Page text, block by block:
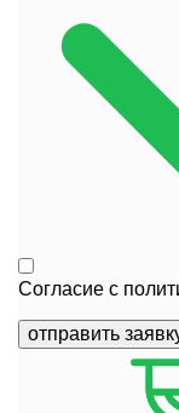
Согласие с
отправить